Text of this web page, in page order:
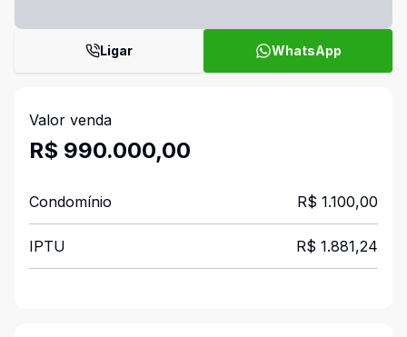
Ligar WhatsApp
Valor venda
R$ 990.000,00
Condomínio R$ 1.100,00
IPTU R$ 1.881,24